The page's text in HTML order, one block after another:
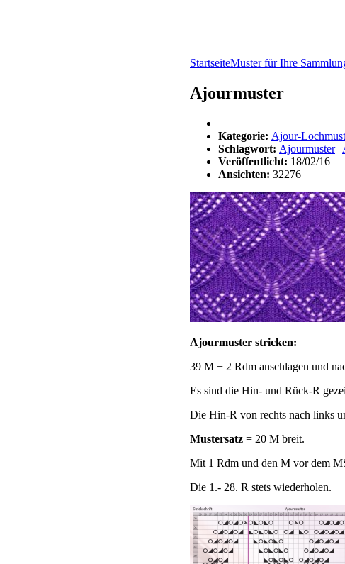
StartseiteMuster für Ihre
Ajourmuster
Kategorie: Ajour-
Schlagwort: Ajourmuster|
Veröffentlicht: 18/02/16
Ansichten: 32276
Ajourmuster stricken:
39 M + 2 Rdm anschlagen und
Es sind die Hin- und Rück-R
Die Hin-R von rechts nach links
Mustersatz = 20 M breit.
Mit 1 Rdm und den M vor dem
Die 1.- 28. R stets wiederholen.